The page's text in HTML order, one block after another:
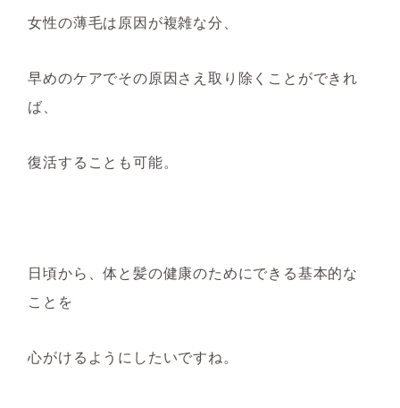
女性の薄毛は原因が複雑な分、
早めのケアでその原因さえ取り除くことができれ
ば、
復活することも可能。
日頃から 、体と髪の健康のためにできる基本的な
ことを
心がけるように したいですね。